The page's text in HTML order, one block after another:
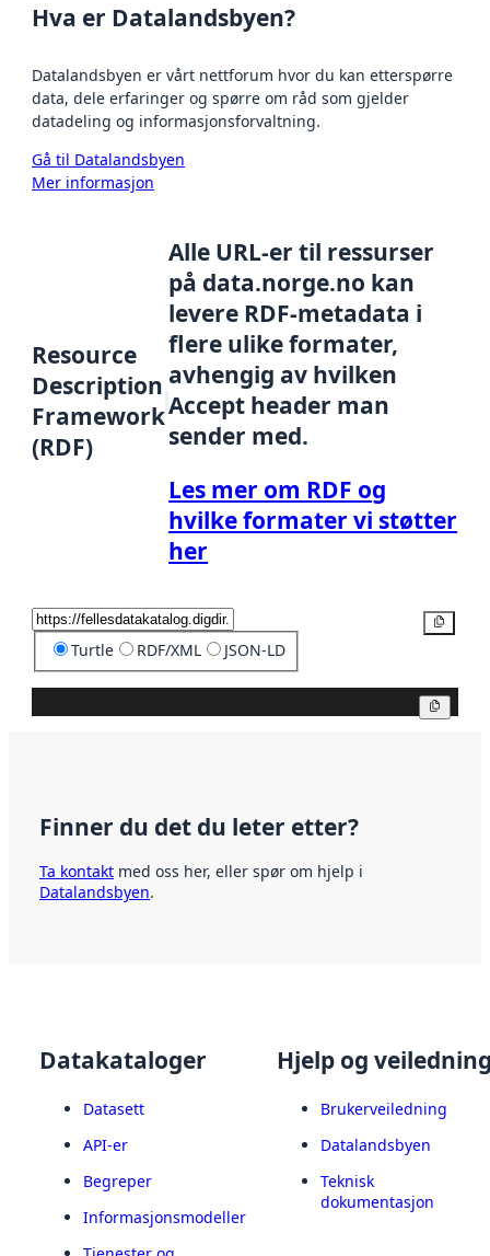
Hva er Datalandsbyen?
Datalandsbyen er vårt nettforum hvor du kan etterspørre
data, dele erfaringer og spørre om råd som gjelder
datadeling og informasjonsforvaltning.
Gå til Datalandsbyen
Mer informasjon
Resource
Description
Framework
(RDF)
Alle URL-er til ressurser
på data.norge.no kan
levere RDF-metadata i
flere ulike formater,
avhengig av hvilken
Accept header man
sender med.
Les mer om RDF og
hvilke formater vi støtter
her
Turtle RDF/XML JSON-LD
Finner du det du leter etter?
Ta kontakt med oss her, eller spør om hjelp i
Datalandsbyen.
Datakataloger
Datasett
API-er
Begreper
Informasjonsmodeller
Hjelp og
Brukerveiledning
Datalandsbyen
Teknisk
dokumentasjon